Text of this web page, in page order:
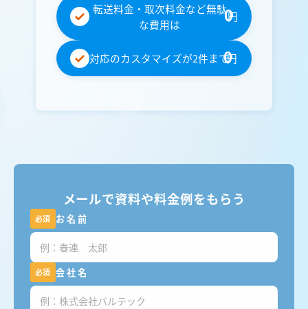
転送料金・取次料金など無駄
な費用は
0円
対応のカスタマイズが2件まで0円
メールで資料や料金例をもらう
必須 お名前
必須 会社名